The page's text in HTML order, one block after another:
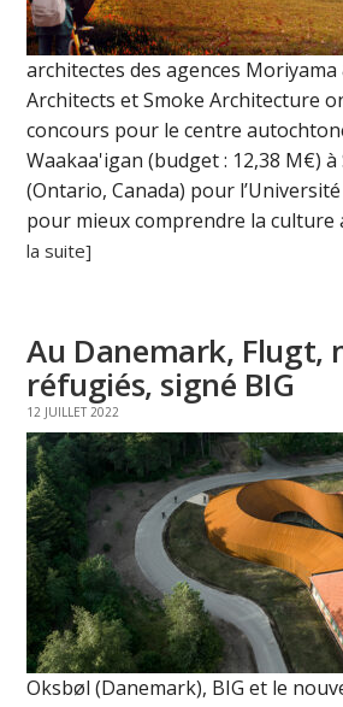
architectes des agences Moriyama
Architects et Smoke Architecture
concours pour le centre
Waakaa'igan (budget : 12,38 M€)
(Ontario, Canada) pour
pour mieux comprendre la culture
la suite]
Au Danemark, Flugt,
réfugiés, signé BIG
12 JUILLET 2022
Oksbøl (Danemark), BIG et le